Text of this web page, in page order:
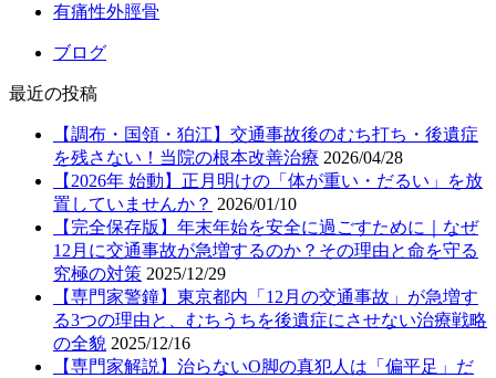
有痛性外脛骨
ブログ
最近の投稿
【調布・国領・狛江】交通事故後のむち打ち・後遺症
を残さない！当院の根本改善治療 2026/04/28
【2026年 始動】正月明けの「体が重い・だるい」を放
置していませんか？ 2026/01/10
【完全保存版】年末年始を安全に過ごすために｜なぜ
12月に交通事故が急増するのか？その理由と命を守る
究極の対策 2025/12/29
【専門家警鐘】東京都内「12月の交通事故」が急増す
る3つの理由と、むちうちを後遺症にさせない治療戦略
の全貌 2025/12/16
【専門家解説】治らないO脚の真犯人は「偏平足」だ